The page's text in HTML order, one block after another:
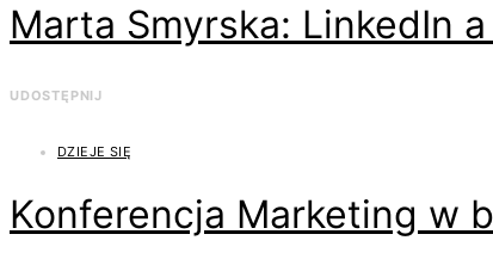
Marta Smyrska: LinkedIn
UDOSTĘPNIJ
DZIEJE SIĘ
Konferencja Marketing w